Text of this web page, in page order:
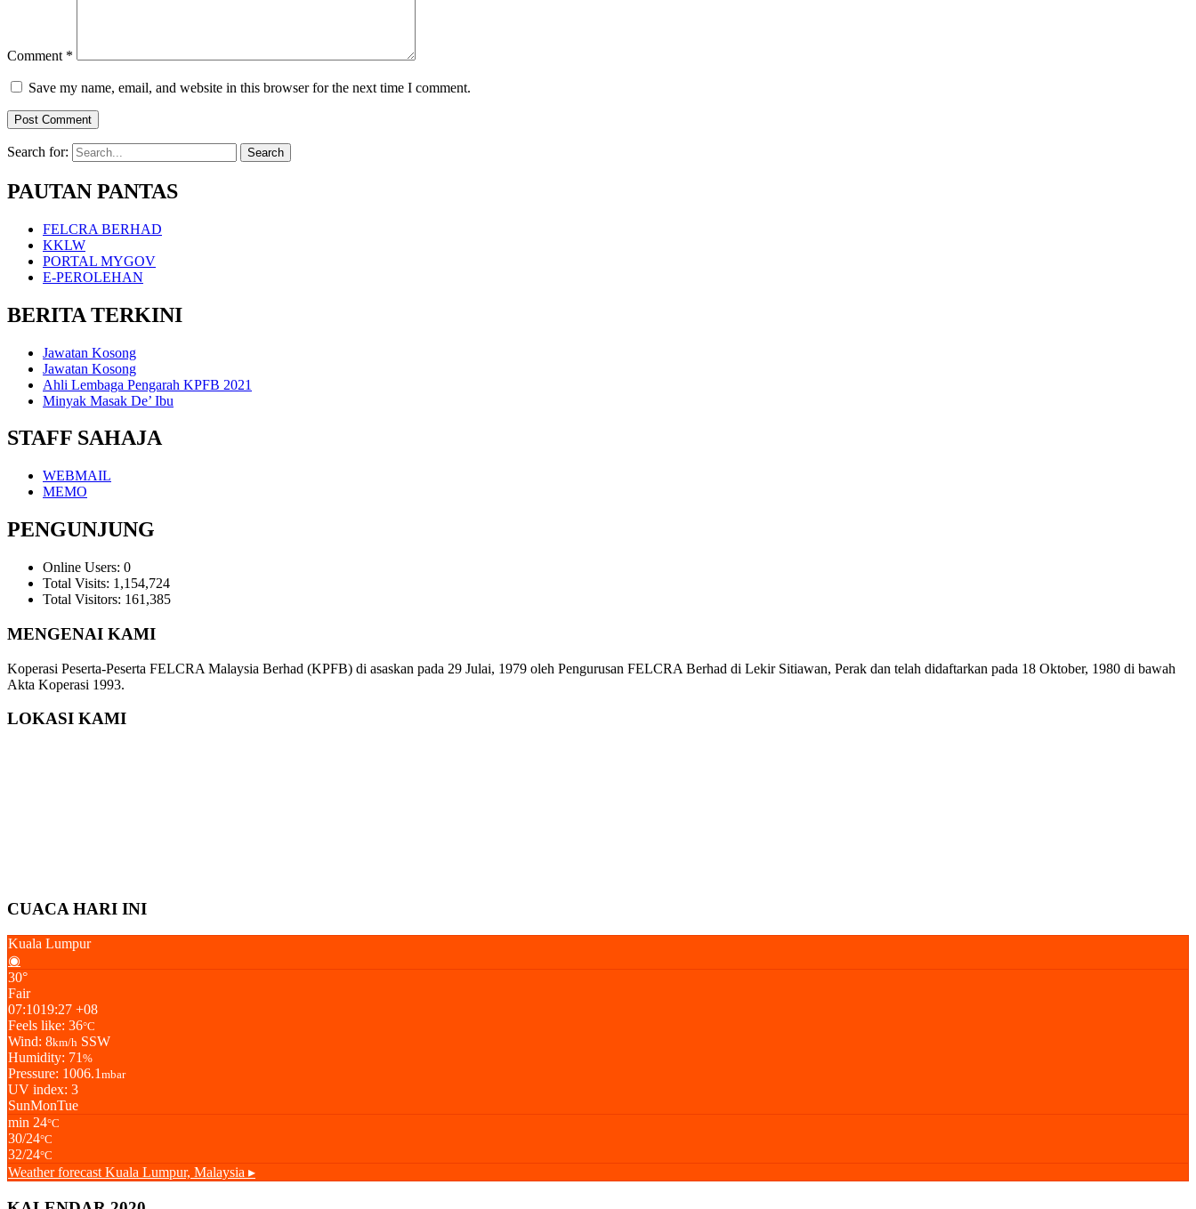
Comment *
Save my name, email, and website in this browser for the next time I comment.
Search for:
PAUTAN PANTAS
FELCRA BERHAD
KKLW
PORTAL MYGOV
E-PEROLEHAN
BERITA TERKINI
Jawatan Kosong
Jawatan Kosong
Ahli Lembaga Pengarah KPFB 2021
Minyak Masak De’ Ibu
STAFF SAHAJA
WEBMAIL
MEMO
PENGUNJUNG
Online Users: 0
Total Visits: 1,154,724
Total Visitors: 161,385
MENGENAI KAMI
Koperasi Peserta-Peserta FELCRA Malaysia Berhad (KPFB) di asaskan pada 29 Julai, 1979 oleh Pengurusan FELCRA Berhad di Lekir Sitiawan, Perak dan telah didaftarkan pada 18 Oktober, 1980 di bawah
Akta Koperasi 1993.
LOKASI KAMI
CUACA HARI INI
Kuala Lumpur
◉
30°
Fair
07:1019:27 +08
Feels like: 36°C
Wind: 8km/h SSW
Humidity: 71%
Pressure: 1006.1mbar
UV index: 3
SunMonTue
min 24°C
30/24°C
32/24°C
Weather forecastKuala Lumpur, Malaysia ▸